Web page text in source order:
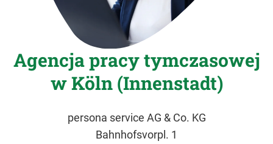
Agencja pracy tymczasowej
w Köln (Innenstadt)
persona service AG & Co. KG
Bahnhofsvorpl. 1